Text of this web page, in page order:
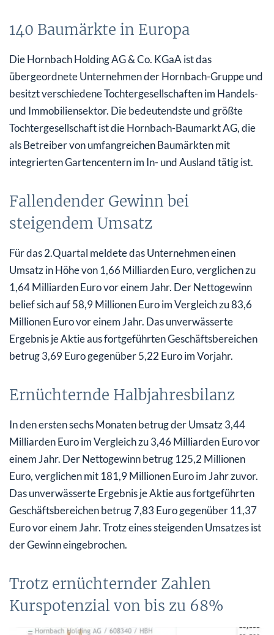
140 Baumärkte in Europa
Die Hornbach Holding AG & Co. KGaA ist das
übergeordnete Unternehmen der Hornbach-Gruppe und
besitzt verschiedene Tochtergesellschaften im Handels-
und Immobiliensektor. Die bedeutendste und größte
Tochtergesellschaft ist die Hornbach-Baumarkt AG, die
als Betreiber von umfangreichen Baumärkten mit
integrierten Gartencentern im In- und Ausland tätig ist.
Fallendender Gewinn bei
steigendem Umsatz
Für das 2.Quartal meldete das Unternehmen einen
Umsatz in Höhe von 1,66 Milliarden Euro, verglichen zu
1,64 Milliarden Euro vor einem Jahr. Der Nettogewinn
belief sich auf 58,9 Millionen Euro im Vergleich zu 83,6
Millionen Euro vor einem Jahr. Das unverwässerte
Ergebnis je Aktie aus fortgeführten Geschäftsbereichen
betrug 3,69 Euro gegenüber 5,22 Euro im Vorjahr.
Ernüchternde Halbjahresbilanz
In den ersten sechs Monaten betrug der Umsatz 3,44
Milliarden Euro im Vergleich zu 3,46 Milliarden Euro vor
einem Jahr. Der Nettogewinn betrug 125,2 Millionen
Euro, verglichen mit 181,9 Millionen Euro im Jahr zuvor.
Das unverwässerte Ergebnis je Aktie aus fortgeführten
Geschäftsbereichen betrug 7,83 Euro gegenüber 11,37
Euro vor einem Jahr. Trotz eines steigenden Umsatzes ist
der Gewinn eingebrochen.
Trotz ernüchternder Zahlen
Kurspotenzial von bis zu 68%